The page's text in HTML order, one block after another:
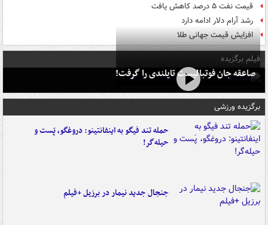
قیمت نفت ۵ درصد کاهش یافت
رشد آرام دلار ادامه دارد
افزایش قیمت جهانی طلا
فیلم برگزیده
صاعقه جان فوتبالیست تایلندی را گرفت!
برگزیده ورزشی
حمله تند فیگو به اینفانتینو: دروغگو، پَست‌ و
حیله‌گر!
جنجال جدید نیمار در برزیل +فیلم